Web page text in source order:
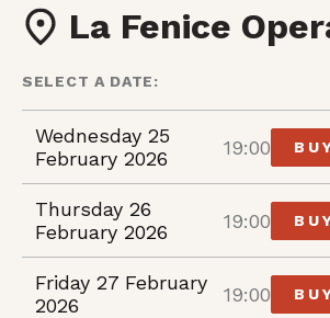
La Fenice
SELECT A DATE:
Wednesday 25
February 2026
19:00
Thursday 26
February 2026
19:00
Friday 27 February
2026
19:00